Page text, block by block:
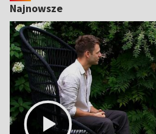
Najnowsze